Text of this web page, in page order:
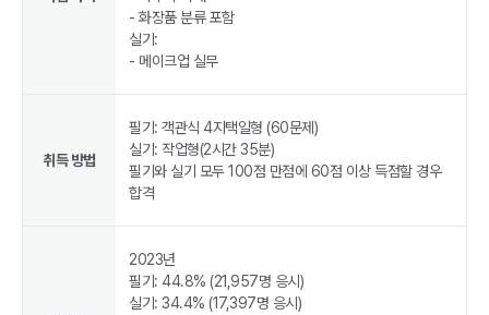
- 화장품 분류 포함
실기:
- 메이크업 실무
취득 방법
필기: 객관식 4지택일형 (60문제)
실기: 작업형(2시간 35분)
필기와 실기 모두 100점 만점에 60점 이상 득점할 경우
합격
2023년
필기: 44.8% (21,957명 응시)
실기: 34.4% (17,397명 응시)